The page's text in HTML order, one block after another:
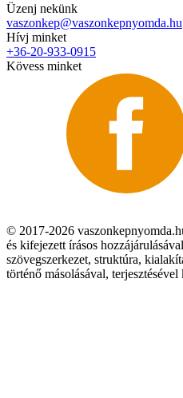
Üzenj nekünk
vaszonkep@vaszonkepnyomda.hu
Hívj minket
+36-20-933-0915
Kövess minket
© 2017-2026
és kifejezett írásos
szövegszerkezet, struktúra,
történő másolásával,